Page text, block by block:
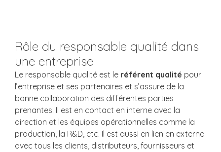
Rôle du responsable qualité dans
une entreprise
Le responsable qualité est le référent qualité pour
l’entreprise et ses partenaires et s’assure de la
bonne collaboration des différentes parties
prenantes. Il est en contact en interne avec la
direction et les équipes opérationnelles comme la
production, la R&D, etc. Il est aussi en lien en externe
avec tous les clients, distributeurs, fournisseurs et